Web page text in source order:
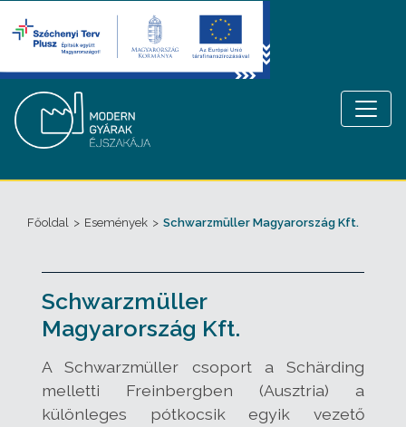
Főoldal > Események > Schwarzmüller Magyarország Kft.
Schwarzmüller
Magyarország Kft.
A Schwarzmüller csoport a Schärding
melletti Freinbergben (Ausztria) a
különleges pótkocsik egyik vezető